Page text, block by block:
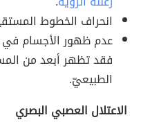
انحراف الخطوط
عدم ظهور الأجسام في
فقد تظهر أبعد من
الطبيعيّ.
الاعتلال العصبي البصري